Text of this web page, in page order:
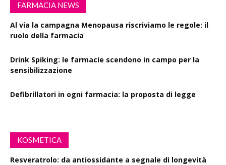
FARMACIA NEWS
Al via la campagna Menopausa riscriviamo le regole: il
ruolo della farmacia
Drink Spiking: le farmacie scendono in campo per la
sensibilizzazione
Defibrillatori in ogni farmacia: la proposta di legge
KOSMETICA
Resveratrolo: da antiossidante a segnale di longevità